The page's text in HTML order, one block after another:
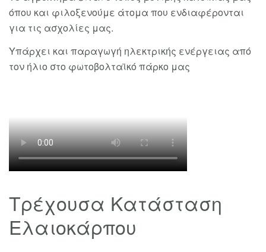
όπου και φιλοξενούμε άτομα που ενδιαφέρονται
για τις ασχολίες μας.
Υπάρχει και παραγωγή ηλεκτρικής ενέργειας από
τον ήλιο στο φωτοβολταϊκό πάρκο μας
Τρέχουσα Κατάσταση
Ελαιοκάρπου